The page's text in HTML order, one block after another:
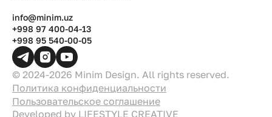
info@minim.uz
+998 97 400-04-13
+998 95 540-00-05
© 2024-2026 Minim Design. All rights reserved.
Политика конфиденциальности
Пользовательское соглашение
Developed by LIFESTYLE CREATIVE